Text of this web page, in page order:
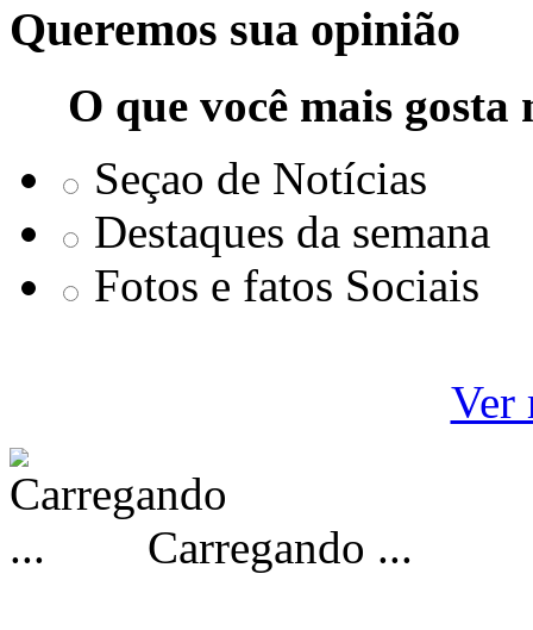
Queremos sua opinião
O que você mais
Seçao de Notícias
Destaques da semana
Fotos e fatos Sociais
Ver
Carregando ...